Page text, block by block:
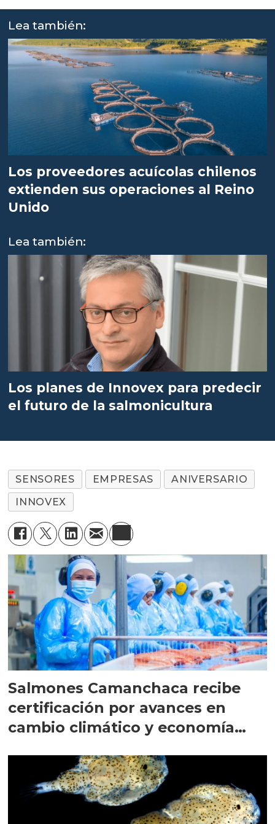
Lea también:
Los proveedores acuícolas chilenos
extienden sus operaciones al Reino
Unido
Lea también:
Los planes de Innovex para predecir
el futuro de la salmonicultura
SENSORES EMPRESAS
ANIVERSARIO
INNOVEX
Salmones Camanchaca recibe
certificación por avances en
cambio climático y economía